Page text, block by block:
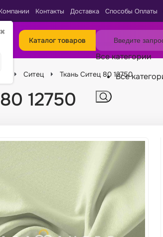
✖
Контакты Доставка Способы Оплаты
Каталог товаров
Все категории
Все
Ситец Ткань Ситец 80 12750
12750